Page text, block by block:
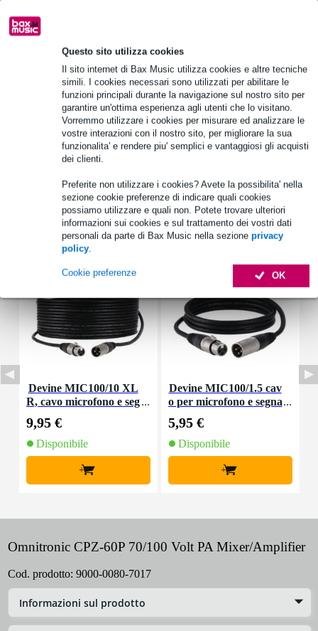
Questo sito utilizza cookies
Il sito internet di Bax Music utilizza cookies e altre tecniche
simili. I cookies necessari sono utilizzati per abilitare le
funzioni principali durante la navigazione sul nostro sito per
garantire un'ottima esperienza agli utenti che lo visitano.
Vorremmo utilizzare i cookies per misurare ed analizzare le
vostre interazioni con il nostro sito, per migliorare la sua
funzionalita' e rendere piu' semplici e vantaggiosi gli acquisti
dei clienti.
Preferite non utilizzare i cookies? Avete la possibilita' nella
sezione cookie preferenze di indicare quali cookies
possiamo utilizzare e quali non. Potete trovare ulteriori
informazioni sui cookies e sul trattamento dei vostri dati
personali da parte di Bax Music nella sezione privacy
policy.
OK
Cookie preferenze
vantaggi!
9,70 € di premio
Informazioni sul prodotto
mixer-amplificatore PA
alimentazione: 230 V AC, 50 Hz o 24 V
Specifiche complete
Accessori (11)
Devine MIC100/10 XL
R, cavo microfono e seg
9,95 €
Disponibile
+
Devine MIC100/1.5 cav
o per microfono e segna
5,95 €
Disponibile
+
Omnitronic CPZ-60P 70/100 Volt PA Mixer/Amplifier
Cod. prodotto: 9000-0080-7017
Informazioni sul prodotto